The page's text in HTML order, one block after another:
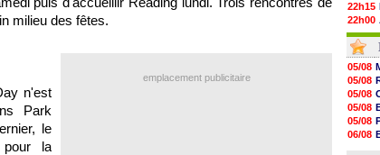
milieu des fêtes.
emplacement publicitaire
n'est
Park
le
la
22h15
22h00
21h48
21h39
21h26
21h05
20h47
20h30
20h18
20h04
19h47
05/08
05/08
05/08
05/08
05/08
06/08